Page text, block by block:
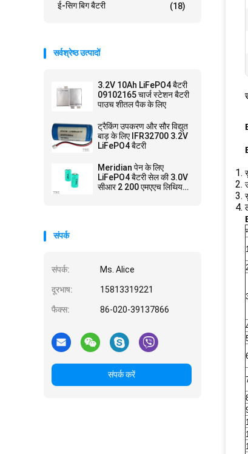
ई-सिग बिग बैटरी (18)
सर्वश्रेष्ठ उत्पादों
3.2V 10Ah LiFePO4 बैटरी
09102165 चार्ज स्टेशन बैटरी
पाउच शीतल पैक के लिए
ट्रैकिंग उपकरण और सौर विद्युत
बाड़ के लिए IFR32700 3.2V
LiFePO4 बैटरी
Meridian पेन ​​के लिए
LiFePO4 बैटरी सेल की 3.0V
सीआर 2 200 एमएएच लिथियम
संपर्क
संपर्क: Ms. Alice
दूरभाष: 15813319221
फैक्स: 86-020-39137866
संपर्क करें
1